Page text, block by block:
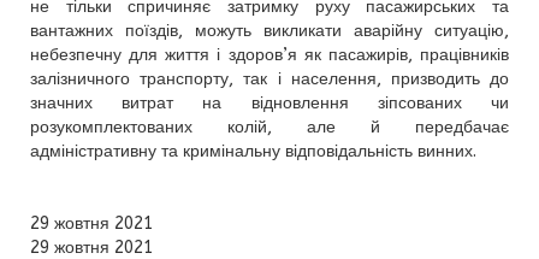
не тільки спричиняє затримку руху пасажирських та
вантажних поїздів, можуть викликати аварійну ситуацію,
небезпечну для життя і здоров’я як пасажирів, працівників
залізничного транспорту, так і населення, призводить до
значних витрат на відновлення зіпсованих чи
розукомплектованих колій, але й передбачає
адміністративну та кримінальну відповідальність винних.
29 жовтня 2021
29 жовтня 2021